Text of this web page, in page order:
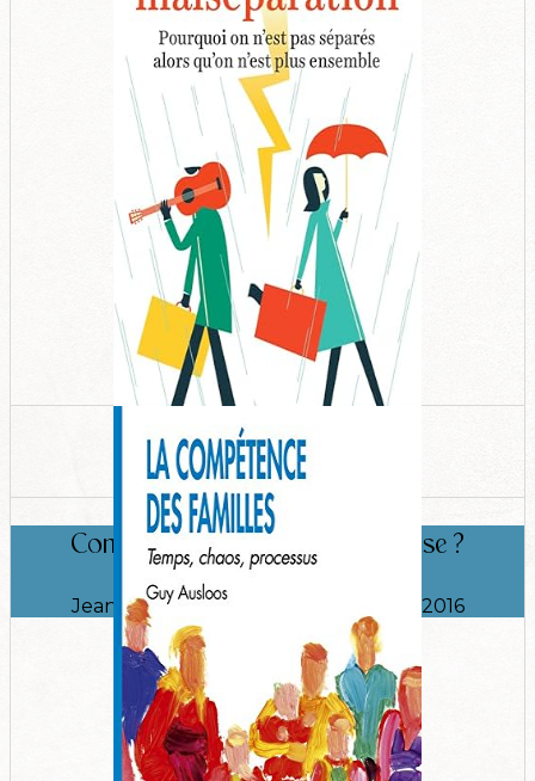
Comment aider les couples en crise ?
Jean Van hemelrijck , Editions Payot, 2016